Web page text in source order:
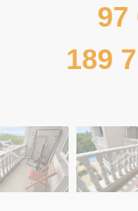
97
189